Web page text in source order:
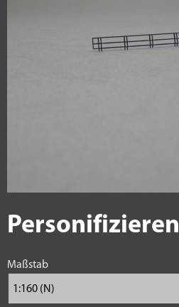
Personifizieren
Maßstab